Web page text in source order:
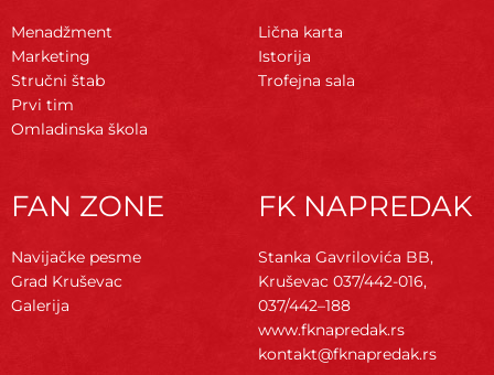
Menadžment
Marketing
Stručni štab
Prvi tim
Omladinska škola
Lična karta
Istorija
Trofejna sala
FAN ZONE
Navijačke pesme
Grad Kruševac
Galerija
FK NAPREDAK
Stanka Gavrilovića BB,
Kruševac 037/442-016,
037/442–188
www.fknapredak.rs
kontakt@fknapredak.rs